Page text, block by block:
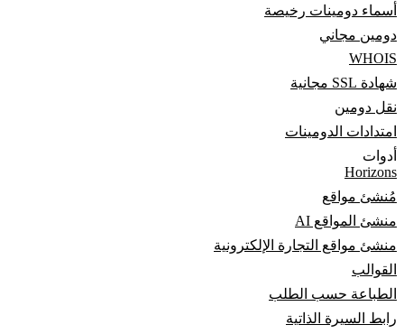
أسماء دومينات رخيصة
دومين مجاني
WHOIS
شهادة SSL مجانية
نقل دومين
امتدادات الدومينات
أدوات
Horizons
مُنشئ مواقع
منشئ المواقع AI
منشئ مواقع التجارة الإلكترونية
القوالب
الطباعة حسب الطلب
رابط السيرة الذاتية